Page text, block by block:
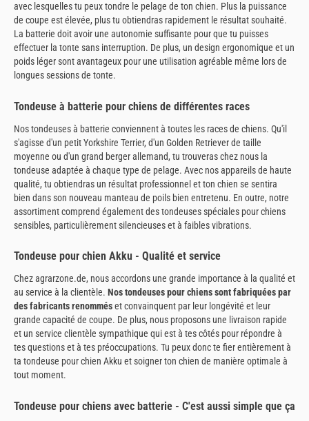
avec lesquelles tu peux tondre le pelage de ton chien. Plus la puissance
de coupe est élevée, plus tu obtiendras rapidement le résultat souhaité.
La batterie doit avoir une autonomie suffisante pour que tu puisses
effectuer la tonte sans interruption. De plus, un design ergonomique et un
poids léger sont avantageux pour une utilisation agréable même lors de
longues sessions de tonte.
Tondeuse à batterie pour chiens de différentes races
Nos tondeuses à batterie conviennent à toutes les races de chiens. Qu'il
s'agisse d'un petit Yorkshire Terrier, d'un Golden Retriever de taille
moyenne ou d'un grand berger allemand, tu trouveras chez nous la
tondeuse adaptée à chaque type de pelage. Avec nos appareils de haute
qualité, tu obtiendras un résultat professionnel et ton chien se sentira
bien dans son nouveau manteau de poils bien entretenu. En outre, notre
assortiment comprend également des tondeuses spéciales pour chiens
sensibles, particulièrement silencieuses et à faibles vibrations.
Tondeuse pour chien Akku - Qualité et service
Chez agrarzone.de, nous accordons une grande importance à la qualité et
au service à la clientèle. Nos tondeuses pour chiens sont fabriquées par
des fabricants renomméset convainquent par leur longévité et leur
grande capacité de coupe. De plus, nous proposons une livraison rapide
et un service clientèle sympathique qui est à tes côtés pour répondre à
tes questions et à tes préoccupations. Tu peux donc te fier entièrement à
ta tondeuse pour chien Akku et soigner ton chien de manière optimale à
tout moment.
Tondeuse pour chiens avec batterie - C'est aussi simple que ça